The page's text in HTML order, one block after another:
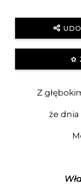
✿
Z
że dnia